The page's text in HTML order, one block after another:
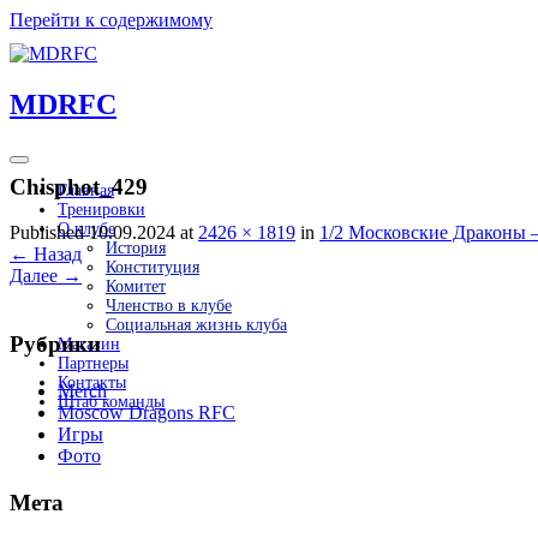
Перейти к содержимому
MDRFC
Главная
Тренировки
О клубе
История
Конституция
Комитет
Членство в клубе
Социальная жизнь клуба
Магазин
Партнеры
Контакты
Штаб команды
Chisphot_429
Published 10.09.2024 at2426 × 1819 in 1/2 Московские
← Назад
Далее →
Рубрики
Merch
Moscow Dragons RFC
Игры
Фото
Мета